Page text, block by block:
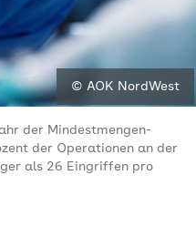
© AOK NordWest
der Mindestmengen-
der Operationen an der
als 26 Eingriffen pro